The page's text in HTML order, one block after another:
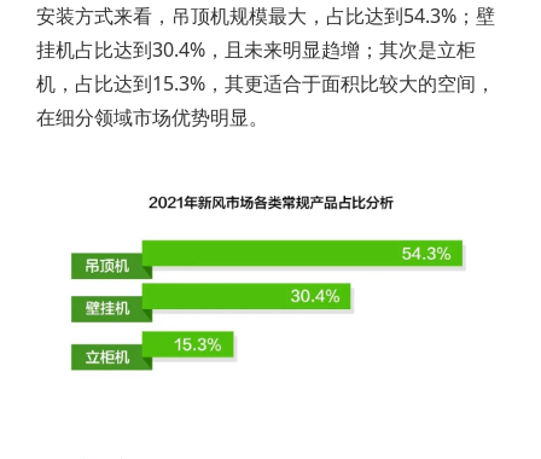
安装方式来看，吊顶机规模最大，占比达到54.3%；壁
挂机占比达到30.4%，且未来明显趋增；其次是立柜
机，占比达到15.3%，其更适合于面积比较大的空间，
在细分领域市场优势明显。